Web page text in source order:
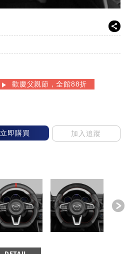
歡慶父親節，全館88折
立即購買 加入追蹤